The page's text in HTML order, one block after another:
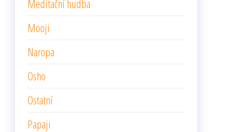
Meditační hudba
Mooji
Naropa
Osho
Ostatní
Papaji